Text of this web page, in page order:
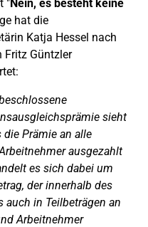
"Nein, es besteht keine
hat die
Katja Hessel nach
Fritz Güntzler
sieht
die Prämie an alle
ausgezahlt
es sich dabei um
der innerhalb des
in Teilbeträgen an
Arbeitnehmer